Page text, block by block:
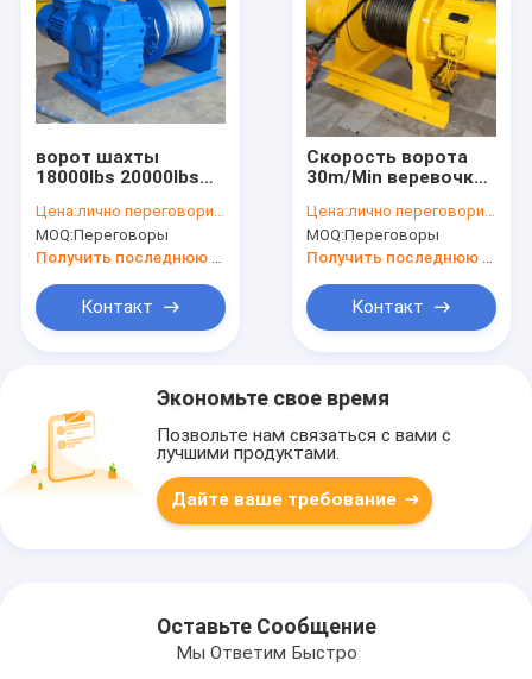
ворот шахты
18000lbs 20000lbs
электрический для
горизонтальный
вытягивать
Цена:лично переговорить
MOQ:Переговоры
Получить последнюю цену
Контакт
Скорость ворота
30m/Min веревочки
склада
коаксиальная
электрическая
Цена:лично переговорить
MOQ:Переговоры
Получить последнюю цену
Контакт
Экономьте свое время
Позвольте нам связаться с вами с
лучшими продуктами.
Дайте ваше требование
Оставьте Сообщение
Мы Ответим Быстро